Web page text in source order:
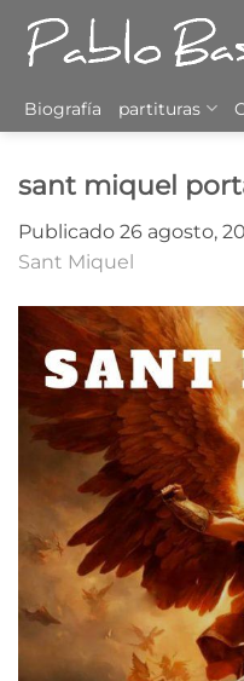
Saltar
contenido
Biografía partituras
sant miquel
Publicado 26 agosto,
Sant Miquel